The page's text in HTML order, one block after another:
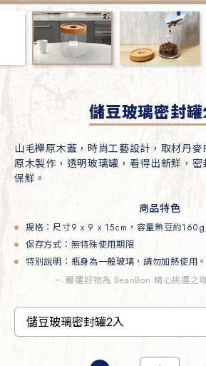
登入
儲豆玻璃密封
山毛櫸原木蓋，時尚工藝設計，取材丹
原⽊製作，透明玻璃罐，看得出新鮮，
保鮮。
商品特色
規格：尺寸9 x 9 x 15cm，容量熟豆約
保存方式：無特殊使用期限
特別說明：瓶身為一般玻璃，請勿加熱使用。
－ 嚴選好物為 BeanBon 精心挑選之